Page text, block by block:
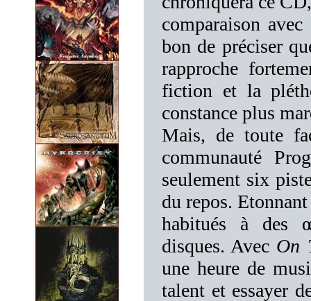
comparaison
bon de préciser
rapproche
fiction et la
constance plus
Mais, de toute
communauté
seulement six
du repos.
habitués à des
disques. Avec On
une heure de
talent et essayer